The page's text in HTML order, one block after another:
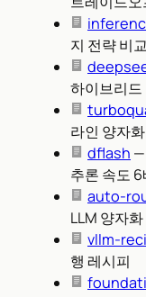
지 전략 비교
하이브리드
라인 양자화
dflash —
추론 속도
auto-
LLM 양자화
vllm-
행 레시피